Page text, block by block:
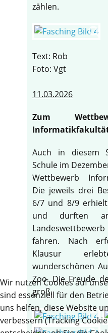
zählen.
Text: Rob
Foto: Vgt
11.03.2026
Zum
Informatikfakultät
Auch in diesem
Schule im
Wettbewerb
Die jeweils drei
6/7 und 8/9
und durften
fahren. Nach
Klausur
wunderschönen
Zoo. Die Freude
groß.
Wir nutzen Cookies auf
sind essenziell für den
uns helfen, diese Website
verbessern (Tracking